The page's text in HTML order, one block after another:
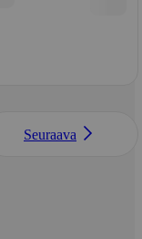
Seuraava